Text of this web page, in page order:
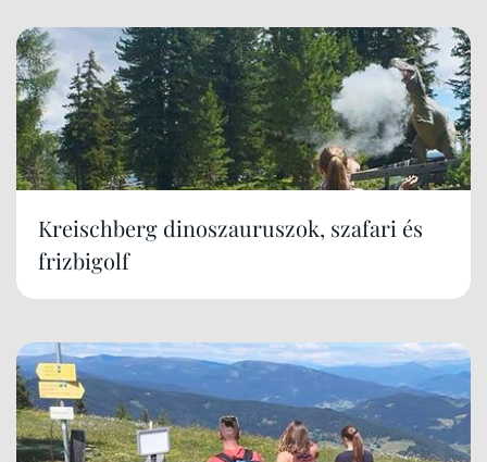
Kreischberg dinoszauruszok, szafari és
frizbigolf